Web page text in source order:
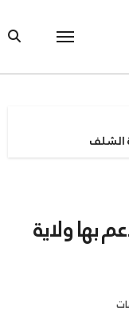
الشلف
بها ولاية